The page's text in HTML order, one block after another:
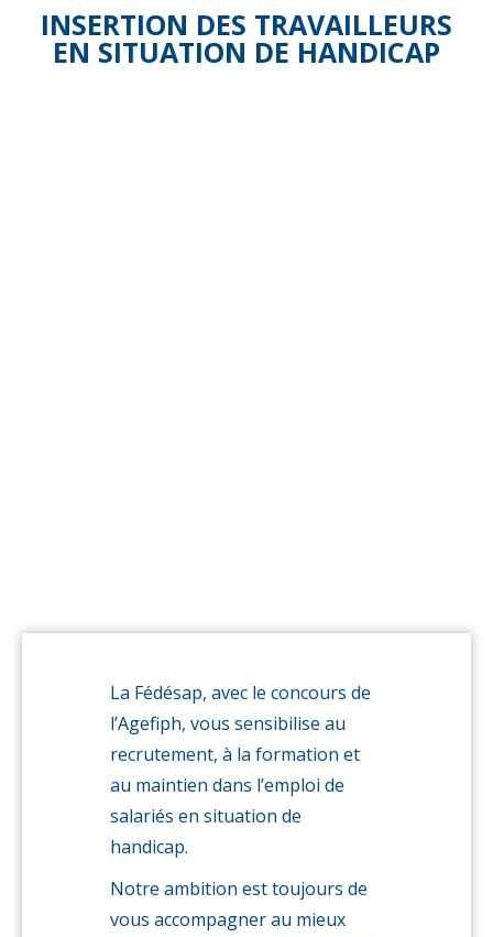
INSERTION DES TRAVAILLEURS
EN SITUATION DE HANDICAP
Fédésap
(juin)
La Fédésap, avec le concours de
l’Agefiph, vous sensibilise au
recrutement, à la formation et
au maintien dans l’emploi de
salariés en situation de
handicap.
Notre ambition est toujours de
vous accompagner au mieux